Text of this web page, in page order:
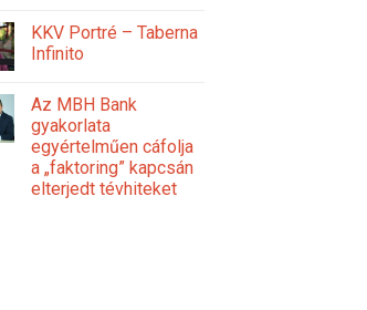
KKV Portré – Taberna
Infinito
Az MBH Bank
gyakorlata
egyértelműen cáfolja
a „faktoring” kapcsán
elterjedt tévhiteket